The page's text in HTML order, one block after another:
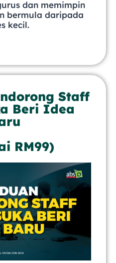
dan memimpin
bermula daripada
kecil.
Staff
Beri Idea
RM99)